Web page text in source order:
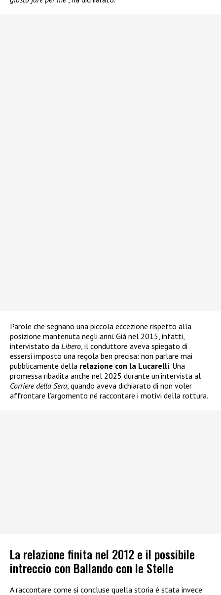
Parole che segnano una piccola eccezione rispetto alla
posizione mantenuta negli anni. Già nel 2015, infatti,
intervistato da Libero , il conduttore aveva spiegato di
essersi imposto una regola ben precisa: non parlare mai
pubblicamente della relazione con la Lucarelli. Una
promessa ribadita anche nel 2025 durante un’intervista al
Corriere della Sera , quando aveva dichiarato di non voler
affrontare l’argomento né raccontare i motivi della rottura.
La relazione finita nel 2012 e il possibile
intreccio con Ballando con le Stelle
A raccontare come si concluse quella storia è stata invece